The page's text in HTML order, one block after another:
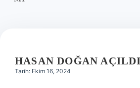
HASAN DOĞAN
Tarih: Ekim 16, 2024